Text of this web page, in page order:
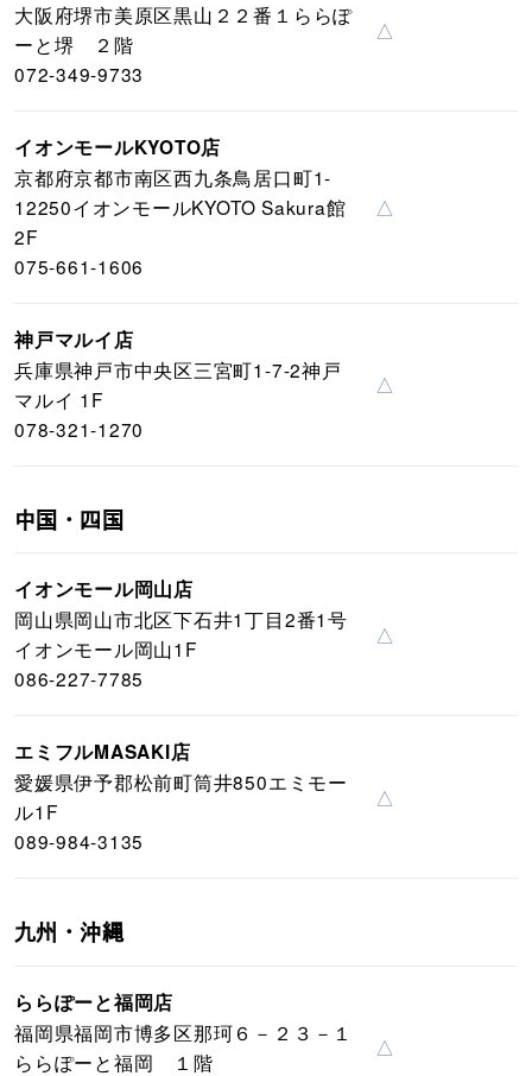
大阪府堺市美原区黒山２２番１ららぽ
ーと堺 ２階
072-349-9733
△
イオンモールKYOTO店
京都府京都市南区西九条鳥居口町1-
12250イオンモールKYOTO Sakura館
2F
075-661-1606
△
神戸マルイ店
兵庫県神戸市中央区三宮町1-7-2神戸
マルイ 1F
078-321-1270
△
中国・四国
イオンモール岡山店
岡山県岡山市北区下石井1丁目2番1号
イオンモール岡山1F
086-227-7785
△
エミフルMASAKI店
愛媛県伊予郡松前町筒井850エミモー
ル1F
089-984-3135
△
九州・沖縄
ららぽーと福岡店
福岡県福岡市博多区那珂６－２３－１
ららぽーと福岡 １階
△